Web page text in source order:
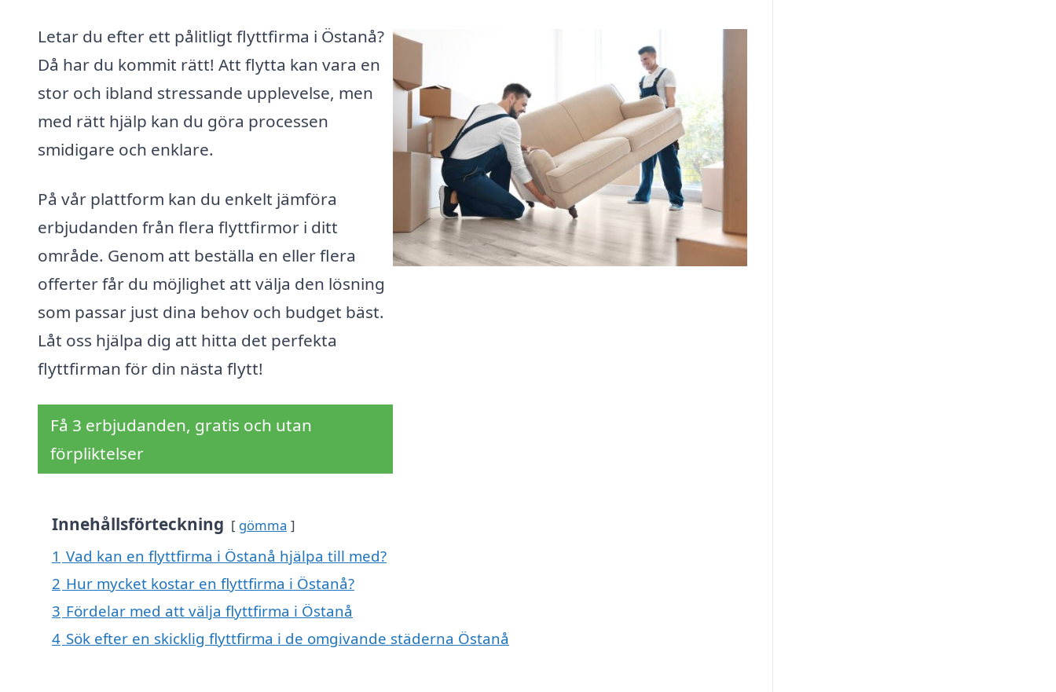
Letar du efter ett pålitligt flyttfirma i Östanå?
Då har du kommit rätt! Att flytta kan vara en
stor och ibland stressande upplevelse, men
med rätt hjälp kan du göra processen
smidigare och enklare.
På vår plattform kan du enkelt jämföra
erbjudanden från flera flyttfirmor i ditt
område. Genom att beställa en eller flera
offerter får du möjlighet att välja den lösning
som passar just dina behov och budget bäst.
Låt oss hjälpa dig att hitta det perfekta
flyttfirman för din nästa flytt!
Få 3 erbjudanden, gratis och utan
förpliktelser
Innehållsförteckning gömma
1 Vad kan en flyttfirma i Östanå hjälpa till med?
2 Hur mycket kostar en flyttfirma i Östanå?
3 Fördelar med att välja flyttfirma i Östanå
4 Sök efter en skicklig flyttfirma i de omgivande städerna Östanå